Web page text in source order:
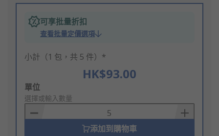
可享批量折扣
查看批量定價選項
小計（1 包，共 5 件）*
HK$93.00
Add
to
Basket
單位
選擇或輸入數量
添加到購物車